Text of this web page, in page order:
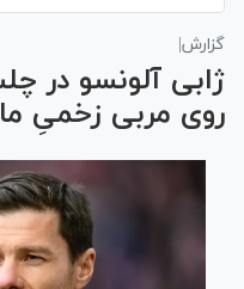
گزارش|
ژابی آلونسو در
روی مربی زخمیِ